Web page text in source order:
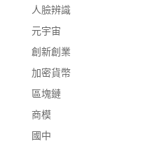
人臉辨識
元宇宙
創新創業
加密貨幣
區塊鏈
商模
國中